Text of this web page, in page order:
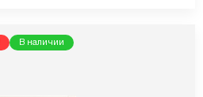
В наличии